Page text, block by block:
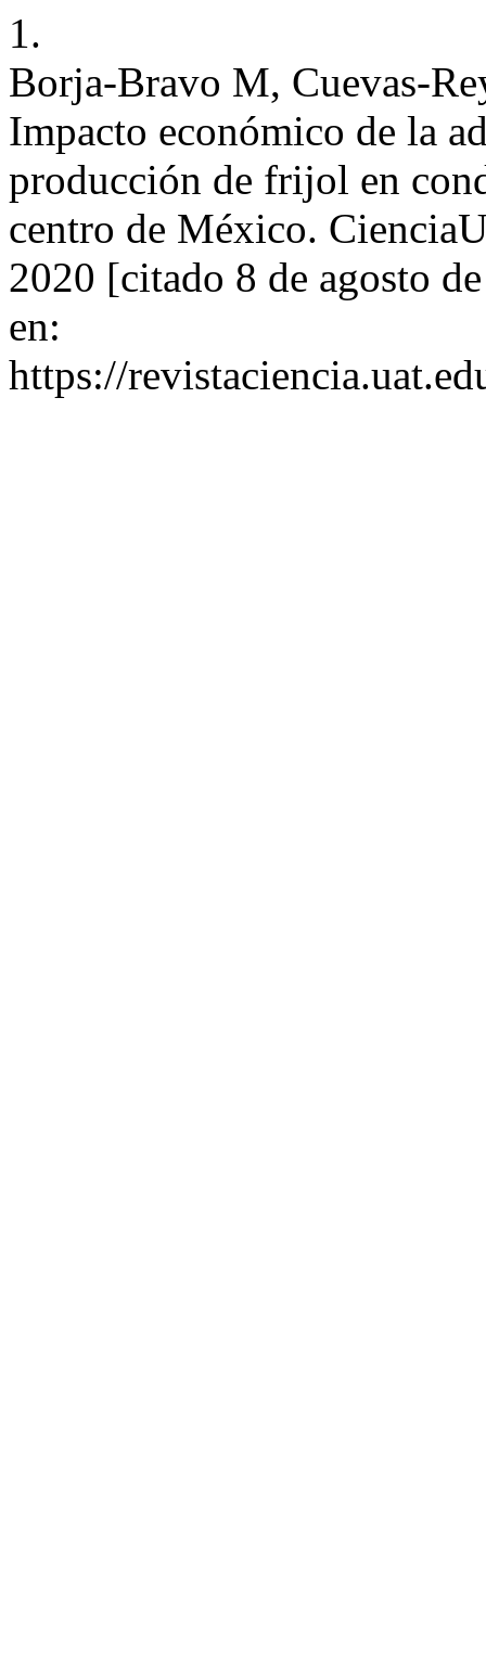
1.
Borja-Bravo M, Cuevas-
Impacto económico de la
producción de frijol en
centro de México.
2020 [citado 8 de agosto
en:
https://